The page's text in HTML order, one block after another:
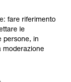
fare riferimento
le
persone, in
moderazione